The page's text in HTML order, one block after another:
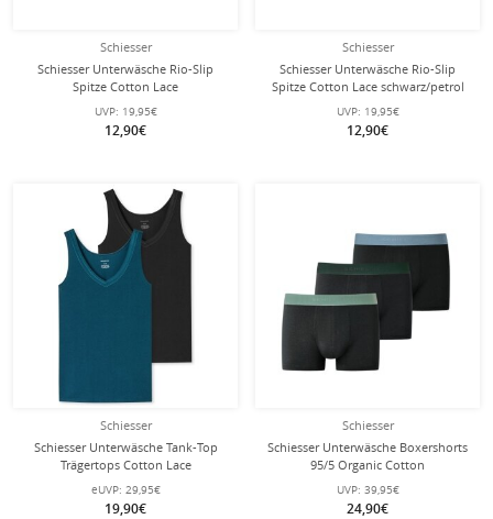
Schiesser
Schiesser Unterwäsche Rio-Slip
Spitze Cotton Lace
terracottarot/sand Damen - 2 Stück
UVP: 19,95€
12,90€
Schiesser
Schiesser Unterwäsche Rio-Slip
Spitze Cotton Lace schwarz/petrol
Damen - 2 Stück
UVP: 19,95€
12,90€
Schiesser
Schiesser Unterwäsche Tank-Top
Trägertops Cotton Lace
petrol/schwarz Damen - 2er Pack
eUVP: 29,95€
19,90€
Schiesser
Schiesser Unterwäsche Boxershorts
95/5 Organic Cotton
Webgummibund mehrfarbig
schwarz Herren - 3 Stück
UVP: 39,95€
24,90€